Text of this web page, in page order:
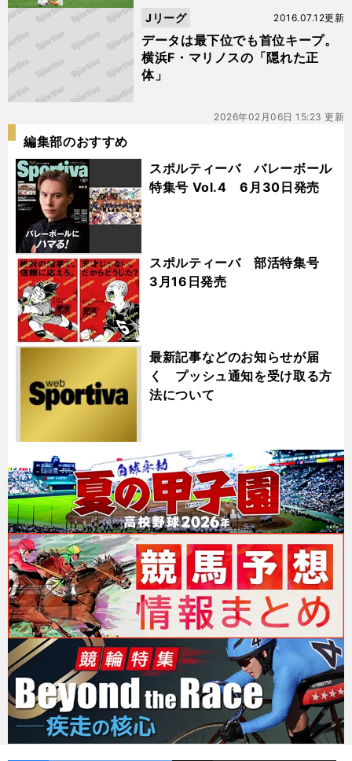
データは最下位でも首位キープ。
横浜F・マリノスの「隠れた正
体」
2016.07.12更新
Jリーグ
2026年02月06日 15:23 更新
編集部のおすすめ
スポルティーバ バレーボール
特集号 Vol.4 6月30日発売
スポルティーバ 部活特集号
3月16日発売
最新記事などのお知らせが届
く プッシュ通知を受け取る方
法について